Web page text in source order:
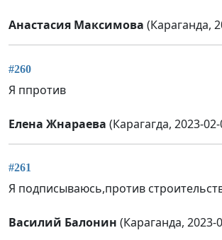
Анастасия Максимова (Караганда,
#260
Я ппротив
Елена Жнараева (Карагагда, 2023-
#261
Я подписываюсь,против
Василий Балонин (Караганда, 2023-